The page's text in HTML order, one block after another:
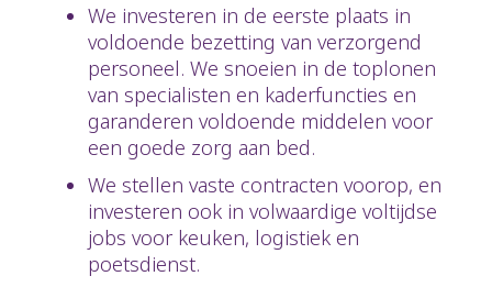
We investeren in de eerste plaats in
voldoende bezetting van verzorgend
personeel. We snoeien in de toplonen
van specialisten en kaderfuncties en
garanderen voldoende middelen voor
een goede zorg aan bed.
We stellen vaste contracten voorop, en
investeren ook in volwaardige voltijdse
jobs voor keuken, logistiek en
poetsdienst.